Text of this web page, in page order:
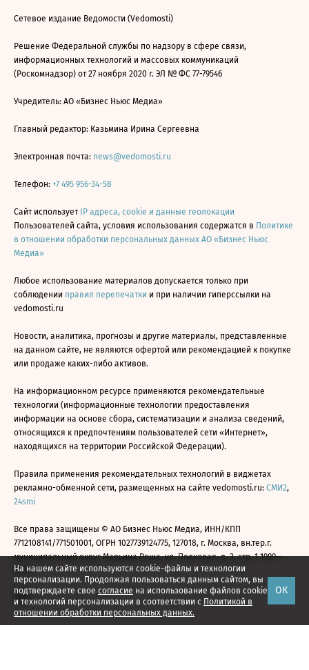
На нашем сайте используются cookie-файлы и технологии
персонализации. Продолжая пользоваться данным сайтом, вы
подтверждаете свое согласие на использование файлов cookie
и технологий персонализации в соответствии с Политикой в
отношении обработки персональных данных.
ОК
Сетевое издание Ведомости (Vedomosti)
Решение Федеральной службы по надзору в сфере связи,
информационных технологий и массовых коммуникаций
(Роскомнадзор) от 27 ноября 2020 г. ЭЛ № ФС 77-79546
Учредитель: АО «Бизнес Ньюс Медиа»
Главный редактор: Казьмина Ирина Сергеевна
Электронная почта: news@vedomosti.ru
Телефон: +7 495 956-34-58
Сайт использует IP адреса, cookie и данные геолокации
Пользователей сайта, условия использования содержатся в Политике
в отношении обработки персональных данных АО «Бизнес Ньюс
Медиа»
Любое использование материалов допускается только при
соблюдении правил перепечатки и при наличии гиперссылки на
vedomosti.ru
Новости, аналитика, прогнозы и другие материалы, представленные
на данном сайте, не являются офертой или рекомендацией к покупке
или продаже каких-либо активов.
На информационном ресурсе применяются рекомендательные
технологии (информационные технологии предоставления
информации на основе сбора, систематизации и анализа сведений,
относящихся к предпочтениям пользователей сети «Интернет»,
находящихся на территории Российской Федерации).
Правила применения рекомендательных технологий в виджетах
рекламно-обменной сети, размещенных на сайте vedomosti.ru: СМИ2,
24smi
Все права защищены © АО Бизнес Ньюс Медиа, ИНН/КПП
7712108141/771501001, ОГРН 1027739124775, 127018, г. Москва, вн.тер.г.
муниципальный округ Марьина Роща, ул. Полковая, д. 3, стр. 1 1999—
2026